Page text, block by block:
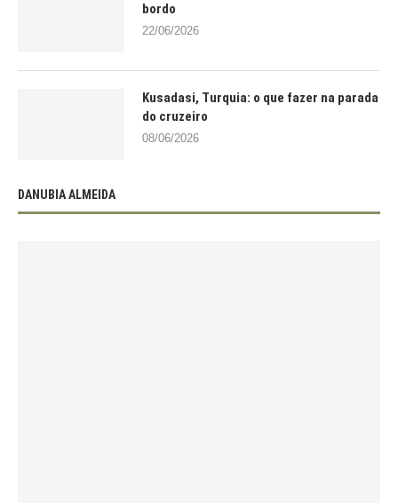
bordo
22/06/2026
Kusadasi, Turquia: o que fazer na parada
do cruzeiro
08/06/2026
DANUBIA ALMEIDA